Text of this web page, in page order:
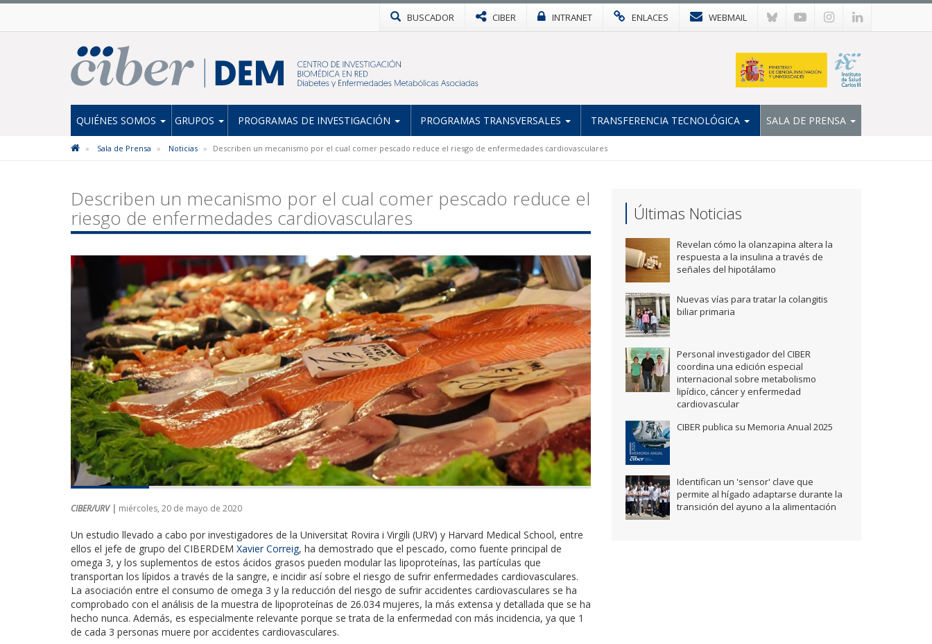
BUSCADOR CIBER INTRANET ENLACES WEBMAIL
QUIÉNES SOMOS GRUPOS PROGRAMAS DE INVESTIGACIÓN PROGRAMAS TRANSVERSALES TRANSFERENCIA TECNOLÓGICA SALA DE PRENSA
Sala de Prensa Noticias Describen un mecanismo por el cual comer pescado reduce el riesgo de enfermedades cardiovasculares
Describen un mecanismo por el cual comer pescado reduce el
riesgo de enfermedades cardiovasculares
CIBER/URV | miércoles, 20 de mayo de 2020
Un estudio llevado a cabo por investigadores de la Universitat Rovira i Virgili (URV) y Harvard Medical School, entre
ellos el jefe de grupo del CIBERDEM Xavier Correig, ha demostrado que el pescado, como fuente principal de
omega 3, y los suplementos de estos ácidos grasos pueden modular las lipoproteínas, las partículas que
transportan los lípidos a través de la sangre, e incidir así sobre el riesgo de sufrir enfermedades cardiovasculares.
La asociación entre el consumo de omega 3 y la reducción del riesgo de sufrir accidentes cardiovasculares se ha
comprobado con el análisis de la muestra de lipoproteínas de 26.034 mujeres, la más extensa y detallada que se ha
hecho nunca. Además, es especialmente relevante porque se trata de la enfermedad con más incidencia, ya que 1
de cada 3 personas muere por accidentes cardiovasculares.
Últimas Noticias
Revelan cómo la olanzapina altera la
respuesta a la insulina a través de
señales del hipotálamo
Nuevas vías para tratar la colangitis
biliar primaria
Personal investigador del CIBER
coordina una edición especial
internacional sobre metabolismo
lipídico, cáncer y enfermedad
cardiovascular
CIBER publica su Memoria Anual 2025
Identifican un 'sensor' clave que
permite al hígado adaptarse durante la
transición del ayuno a la alimentación